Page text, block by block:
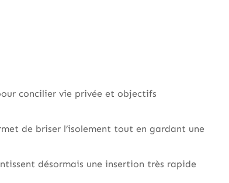
concilier vie privée et objectifs
de briser l’isolement tout en gardant une
désormais une insertion très rapide